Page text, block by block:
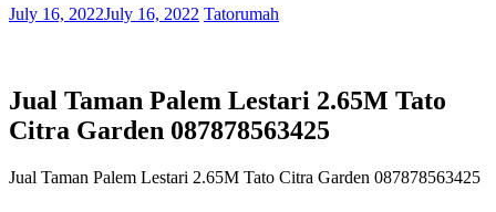
July 16, 2022July 16, 2022 Tatorumah
Jual Taman Palem Lestari 2.65M Tato
Citra Garden 087878563425
Jual Taman Palem Lestari 2.65M Tato Citra Garden 087878563425